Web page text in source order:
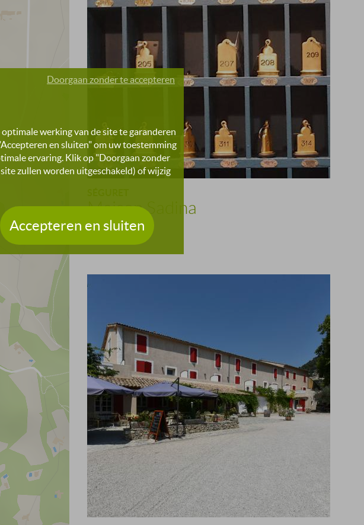
Maison Sadina
Doorgaan zonder te accepteren
werking van de site te garanderen
en sluiten" om uw toestemming
ervaring. Klik op "Doorgaan zonder
zullen worden uitgeschakeld) of wijzig
Accepteren en sluiten